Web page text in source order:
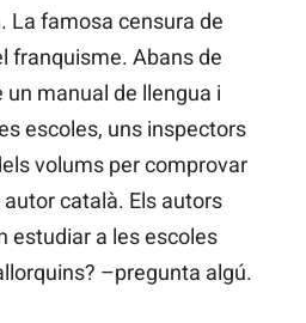
La famosa censura de
franquisme. Abans de
manual de llengua i
escoles, uns inspectors
volums per comprovar
autor català. Els autors
estudiar a les escoles
–pregunta algú.